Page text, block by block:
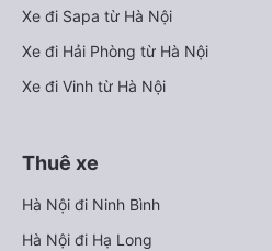
Xe đi Sapa từ Hà Nội
Xe đi Hải Phòng từ Hà Nội
Xe đi Vinh từ Hà Nội
Thuê xe
Hà Nội đi Ninh Bình
Hà Nội đi Hạ Long